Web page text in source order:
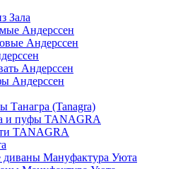
Зала
Андерссен
Андерссен
Андерссен
Андерссен
Танагра (Tanagra)
и пуфы TANAGRA
TANAGRA
диваны Мануфактура Уюта